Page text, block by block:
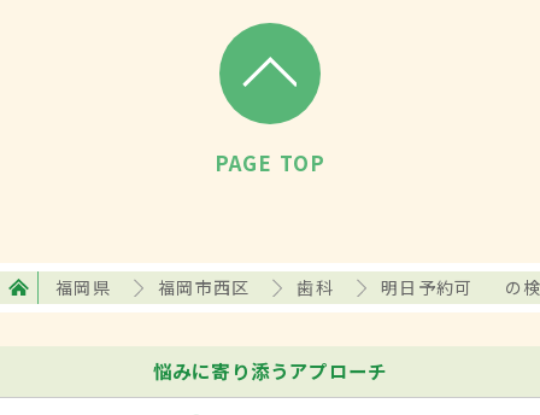
PAGE TOP
福岡県 福岡市西区 歯科 明日予約可 の
悩みに寄り添うアプローチ